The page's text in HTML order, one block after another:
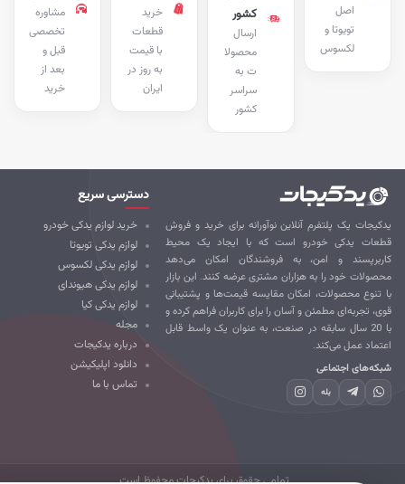
مشاوره
تخصصی
قبل و
بعد از
خرید
خرید
قطعات
با قیمت
به روز در
ایران
کشور
ارسال
محصولا
ت به
سراسر
کشور
تویوتا و
لکسوس
یک پلتفرم آنلاین نوآورانه برای خرید و فروش
یدکی خودرو است که با ایجاد یک محیط
و امن، به فروشندگان امکان می‌دهد
خود را به هزاران مشتری عرضه کنند. این بازار
تنوع محصولات، امکان مقایسه قیمت‌ها و پشتیبانی
تجربه‌ای مطمئن و آسان را برای کاربران فراهم کرده و
با 20 سال سابقه در صنعت، به عنوان یک واسط قابل
عمل می‌کند.
اجتماعی
بله
دسترسی سریع
خرید لوازم یدکی خودرو
لوازم یدکی تویوتا
لوازم یدکی لکسوس
لوازم یدکی هیوندای
لوازم یدکی کیا
مجله
درباره یدکیجات
دانلود اپلیکیشن
تماس با ما
تمامی حقوق برای یدکیجات محفوظ است.